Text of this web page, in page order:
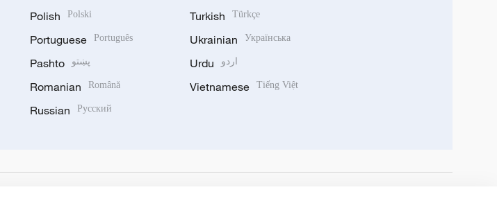
Polish Polski
Portuguese Português
Pashto پښتو
Romanian Română
Russian Русский
Turkish Türkçe
Ukrainian Українська
Urdu اردو
Vietnamese Tiếng Việt